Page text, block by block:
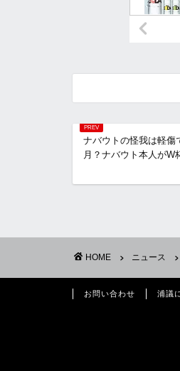
ナバウトの怪我は軽傷
月？ナバウト本人がW
HOME ニュース
お問い合わせ 浦議